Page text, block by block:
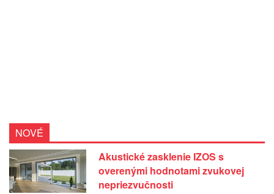
NOVÉ
Akustické zasklenie IZOS s
overenými hodnotami zvukovej
nepriezvučnosti